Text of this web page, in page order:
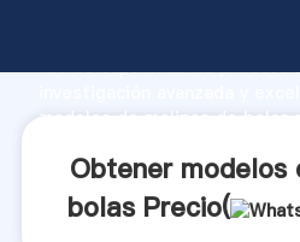
fuerte capacidad de
modelos de molinos de bolas
Obtener modelos
bolas Precio(